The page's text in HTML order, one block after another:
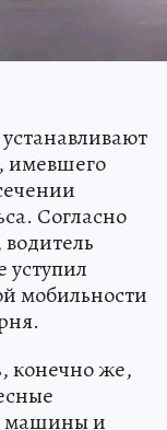
имевшего
Согласно
уступил
мобильности
конечно же,
машины и